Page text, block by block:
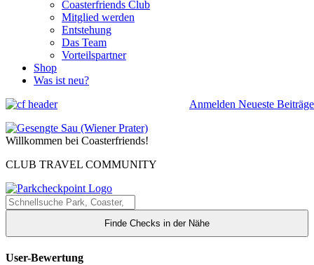
Coasterfriends Club
Mitglied werden
Entstehung
Das Team
Vorteilspartner
Shop
Was ist neu?
Anmelden Neueste Beiträge
Willkommen bei Coasterfriends!
CLUB TRAVEL COMMUNITY
Finde Checks in der Nähe
User-Bewertung